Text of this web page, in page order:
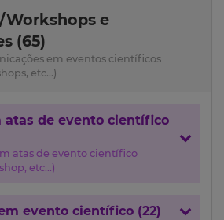
Workshops e
(65)
em eventos científicos
etc...)
atas de evento científico
atas de evento científico
etc...)
evento científico (22)